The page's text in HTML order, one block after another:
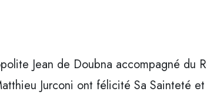
Jean de Doubna accompagné du
Jurconi ont félicité Sa Sainteté